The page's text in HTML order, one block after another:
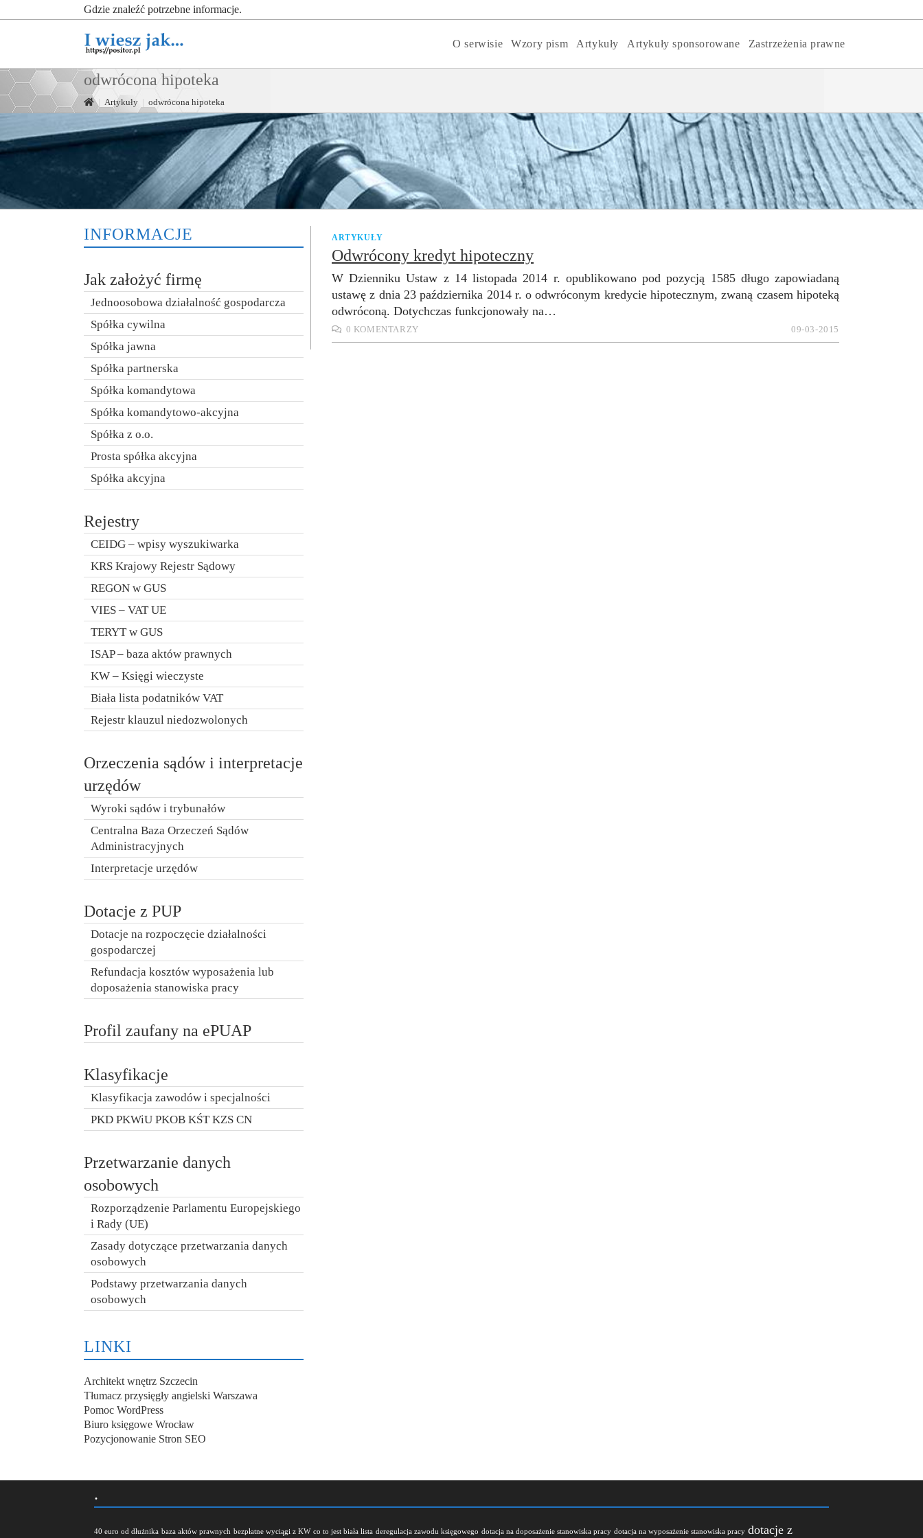
Gdzie znaleźć potrzebne informacje.
O serwisie Wzory pism Artykuły Artykuły sponsorowane Zastrzeżenia prawne
odwrócona hipoteka
| Artykuły | odwrócona hipoteka
ARTYKUŁY
Odwrócony kredyt hipoteczny
W Dzienniku Ustaw z 14 listopada 2014 r. opublikowano pod pozycją 1585 długo zapowiadaną
ustawę z dnia 23 października 2014 r. o odwróconym kredycie hipotecznym, zwaną czasem hipoteką
odwróconą. Dotychczas funkcjonowały na…
0 KOMENTARZY 09-03-2015
INFORMACJE
Jak założyć firmę
Jednoosobowa działalność gospodarcza
Spółka cywilna
Spółka jawna
Spółka partnerska
Spółka komandytowa
Spółka komandytowo-akcyjna
Spółka z o.o.
Prosta spółka akcyjna
Spółka akcyjna
Rejestry
CEIDG – wpisy wyszukiwarka
KRS Krajowy Rejestr Sądowy
REGON w GUS
VIES – VAT UE
TERYT w GUS
ISAP – baza aktów prawnych
KW – Księgi wieczyste
Biała lista podatników VAT
Rejestr klauzul niedozwolonych
Orzeczenia sądów i interpretacje
urzędów
Wyroki sądów i trybunałów
Centralna Baza Orzeczeń Sądów
Administracyjnych
Interpretacje urzędów
Dotacje z PUP
Dotacje na rozpoczęcie działalności
gospodarczej
Refundacja kosztów wyposażenia lub
doposażenia stanowiska pracy
Profil zaufany na ePUAP
Klasyfikacje
Klasyfikacja zawodów i specjalności
PKD PKWiU PKOB KŚT KZS CN
Przetwarzanie danych
osobowych
Rozporządzenie Parlamentu Europejskiego
i Rady (UE)
Zasady dotyczące przetwarzania danych
osobowych
Podstawy przetwarzania danych
osobowych
LINKI
Architekt wnętrz Szczecin
Tłumacz przysięgły angielski Warszawa
Pomoc WordPress
Biuro księgowe Wrocław
Pozycjonowanie Stron SEO
.
40 euro od dłużnika baza aktów prawnych bezpłatne wyciągi z KW co to jest biała lista deregulacja zawodu księgowego dotacja na doposażenie stanowiska pracy dotacja na wyposażenie stanowiska pracy dotacje z